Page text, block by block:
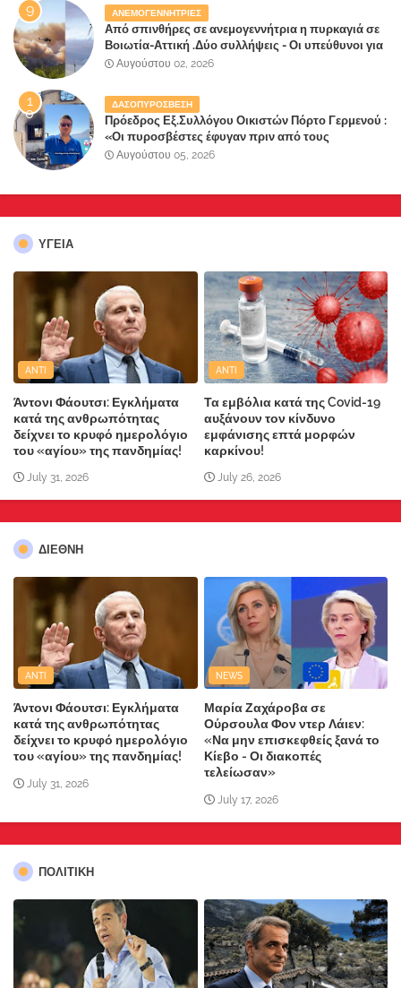
ΑΝΕΜΟΓΕΝΝΗΤΡΙΕΣ
Από σπινθήρες σε ανεμογεννήτρια η πυρκαγιά σε
Βοιωτία-Αττική .Δύο συλλήψεις - Οι υπεύθυνοι για
την λάθος διαχείριση της κατάσβεσης θα
Αυγούστου 02, 2026
ΔΑΣΟΠΥΡΟΣΒΕΣΗ
Πρόεδρος Εξ.Συλλόγου Οικιστών Πόρτο Γερμενού :
«Οι πυροσβέστες έφυγαν πριν από τους
κατοίκους»
Αυγούστου 05, 2026
ΥΓΕΙΑ
ANTI
Άντονι Φάουτσι: Εγκλήματα
κατά της ανθρωπότητας
δείχνει το κρυφό ημερολόγιο
του «αγίου» της πανδημίας!
July 31, 2026
ANTI
Τα εμβόλια κατά της Covid-19
αυξάνουν τον κίνδυνο
εμφάνισης επτά μορφών
καρκίνου!
July 26, 2026
ΔΙΕΘΝΗ
ANTI
Άντονι Φάουτσι: Εγκλήματα
κατά της ανθρωπότητας
δείχνει το κρυφό ημερολόγιο
του «αγίου» της πανδημίας!
July 31, 2026
NEWS
Μαρία Ζαχάροβα σε
Ούρσουλα Φον ντερ Λάιεν:
«Να μην επισκεφθείς ξανά το
Κίεβο - Οι διακοπές
τελείωσαν»
July 17, 2026
ΠΟΛΙΤΙΚΗ